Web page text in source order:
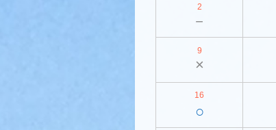
2
－
9
×
16
○